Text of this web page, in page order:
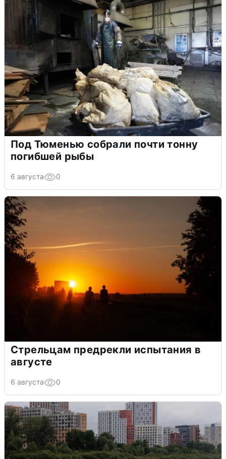
Под Тюменью собрали почти тонну
погибшей рыбы
6 августа 0
Стрельцам предрекли испытания в
августе
6 августа 0